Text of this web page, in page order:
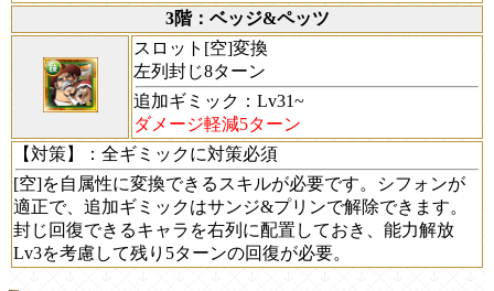
3階：ベッジ&ペッツ
スロット[空]変換
左列封じ8ターン
追加ギミック：Lv31~
ダメージ軽減5ターン
【対策】
：全ギミックに対策必須
[空]を自属性に変換できるスキルが必要です。シフォンが
適正で、追加ギミックはサンジ&プリンで解除できます。
封じ回復できるキャラを右列に配置しておき、能力解放
Lv3を考慮して残り5ターンの回復が必要。